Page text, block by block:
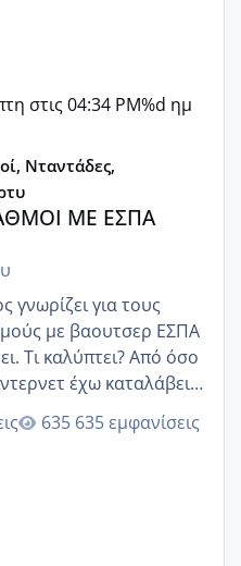
στις 04:34 PM%d ημ
Νταντάδες,
ΜΕ ΕΣΠΑ
γνωρίζει για τους
με βαουτσερ ΕΣΠΑ
Τι καλύπτει? Από όσο
έχω καταλάβει
καλύπτει όλα τα
τροφεια του ιδιωτικού
635 εμφανίσεις